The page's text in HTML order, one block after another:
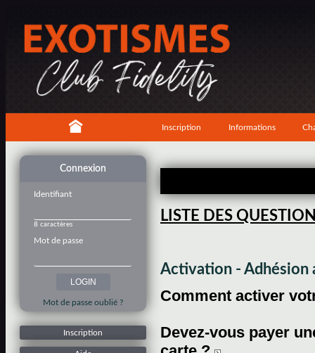
Inscription Informations
Connexion
Identifiant
8 caractères
Mot de passe
Mot de passe oublié ?
Inscription
LISTE DES
Activation - Adhésion
Comment activer
Devez-vous payer